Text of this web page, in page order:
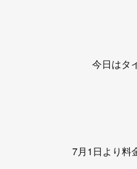
今日はタ
7月1日より料